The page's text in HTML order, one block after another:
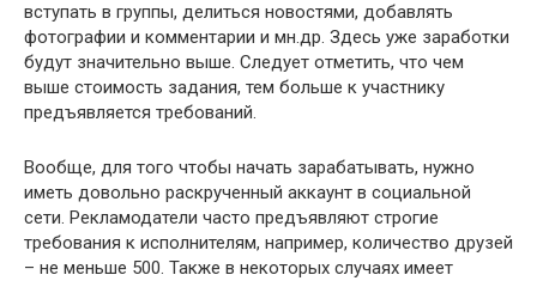
вступать в группы, делиться новостями, добавлять
фотографии и комментарии и мн.др. Здесь уже заработки
будут значительно выше. Следует отметить, что чем
выше стоимость задания, тем больше к участнику
предъявляется требований.
Вообще, для того чтобы начать зарабатывать, нужно
иметь довольно раскрученный аккаунт в социальной
сети. Рекламодатели часто предъявляют строгие
требования к исполнителям, например, количество друзей
– не меньше 500. Также в некоторых случаях имеет